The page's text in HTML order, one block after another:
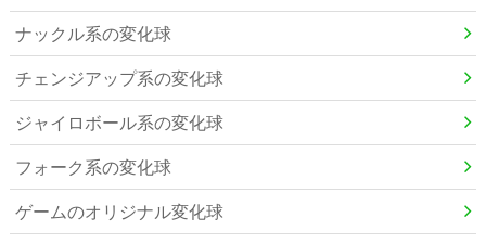
ナックル系の変化球
チェンジアップ系の変化球
ジャイロボール系の変化球
フォーク系の変化球
ゲームのオリジナル変化球